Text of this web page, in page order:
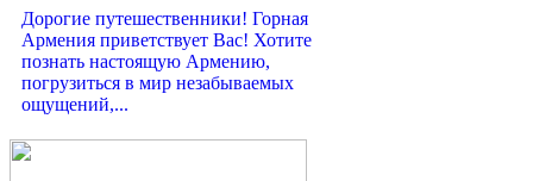
Дорогие путешественники! Горная
Армения приветствует Вас! Хотите
познать настоящую Армению,
погрузиться в мир незабываемых
ощущений,...